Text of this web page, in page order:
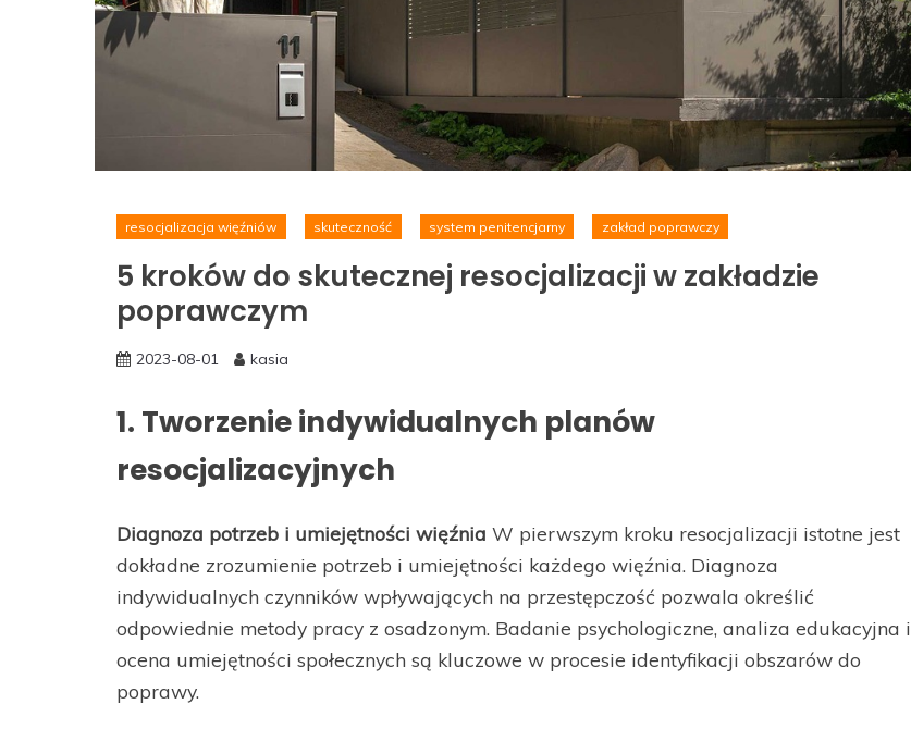
resocjalizacja więźniów skuteczność system penitencjarny zakład poprawczy
5 kroków do skutecznej resocjalizacji w zakładzie
poprawczym
2023-08-01 kasia
1. Tworzenie indywidualnych planów
resocjalizacyjnych
Diagnoza potrzeb i umiejętności więźnia W pierwszym kroku resocjalizacji istotne jest
dokładne zrozumienie potrzeb i umiejętności każdego więźnia. Diagnoza
indywidualnych czynników wpływających na przestępczość pozwala określić
odpowiednie metody pracy z osadzonym. Badanie psychologiczne, analiza edukacyjna i
ocena umiejętności społecznych są kluczowe w procesie identyfikacji obszarów do
poprawy.